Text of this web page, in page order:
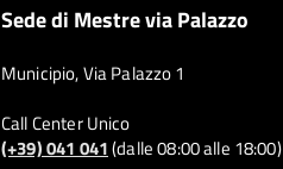
Sede di Mestre via Palazzo
Municipio, Via Palazzo 1
Call Center Unico
(+39) 041 041(dalle 08:00 alle 18:00)